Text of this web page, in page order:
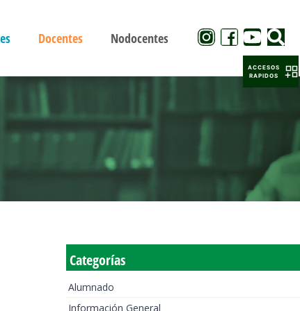
Docentes Nodocentes
Categorías
Alumnado
Información General
ACCESOS
RAPIDOS